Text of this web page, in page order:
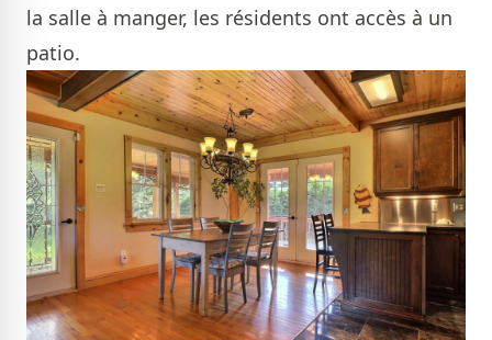
la salle à manger, les résidents ont accès à un
patio.